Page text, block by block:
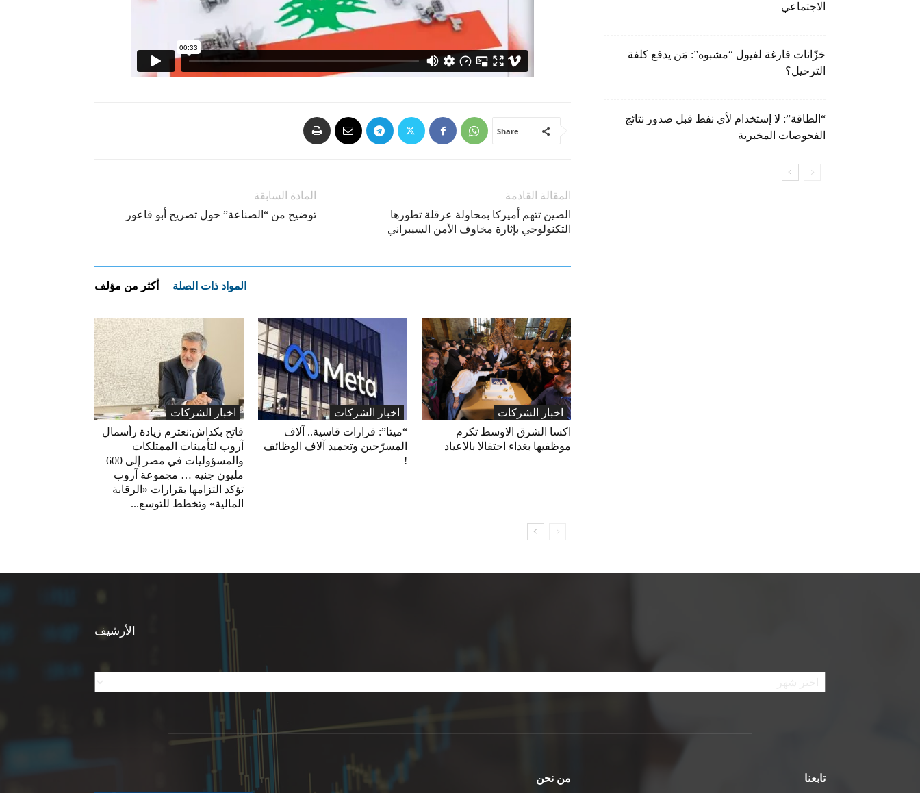
Share
المادة السابقة
توضيح من “الصناعة” حول تصريح أبو فاعور
المقالة القادمة
الصين تتهم أميركا بمحاولة عرقلة تطورها
التكنولوجي بإثارة مخاوف الأمن السيبراني
المواد ذات الصلة أكثر من مؤلف
اخبار الشركات
فاتح بكداش:نعتزم زيادة رأسمال
آروب لتأمينات الممتلكات
والمسؤوليات في مصر إلى 600
مليون جنيه … مجموعة آروب
تؤكد التزامها بقرارات «الرقابة
المالية» وتخطط للتوسع...
اخبار الشركات
“ميتا”: قرارات قاسية.. آلاف
المسرّحين وتجميد آلاف الوظائف
!
اخبار الشركات
اكسا الشرق الاوسط تكرم
موظفيها بغداء احتفالا بالاعياد
الاجتماعي
خزّانات فارغة لفيول “مشبوه”: مَن يدفع كلفة
الترحيل؟
“الطاقة”: لا إستخدام لأي نفط قبل صدور نتائج
الفحوصات المخبرية
الأرشيف
الأرشيف
من نحن تابعنا